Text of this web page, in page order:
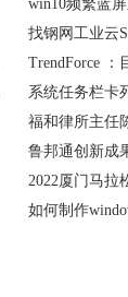
win10频繁蓝
TrendForce
福和律所主任
鲁邦通创新成
2022厦门马拉
如何制作